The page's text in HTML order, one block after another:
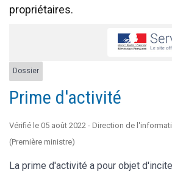
propriétaires.
Dossier
Prime d'activité
Vérifié le 05 août 2022 - Direction de
(Première ministre)
La prime d'activité a pour objet